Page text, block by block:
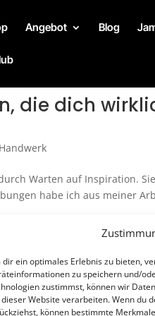
dir ein optimales Erlebnis zu bieten,
zu speichern und/
zustimmst, können wir
Website verarbeiten. Wenn du
können bestimmte
Angebot Blog
die dich
Warten auf Inspiration.
habe ich aus meiner
Vers,